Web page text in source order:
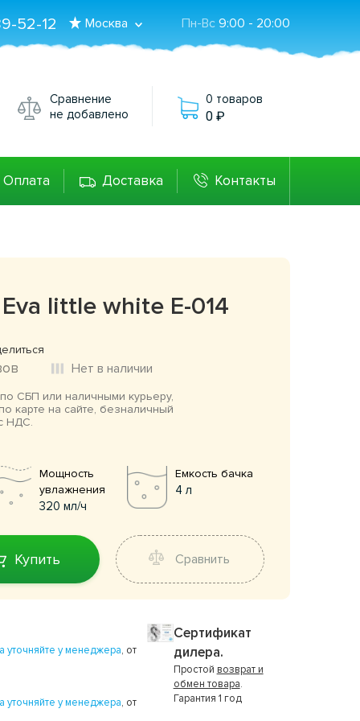
Пн-Вс 9:00 - 20:00
Москва
52-12
Сравнение
не добавлено
0 товаров
0
Оплата Доставка Контакты
little white E-014
Нет в наличии
по СБП или наличными курьеру,
карте на сайте, безналичный
НДС.
Мощность
увлажнения
320 мл/ч
Емкость бачка
4 л
Купить Сравнить
уточняйте у менеджера, от
уточняйте у менеджера, от
Сертификат
дилера.
Простой возврат и
обмен товара.
Гарантия 1 год